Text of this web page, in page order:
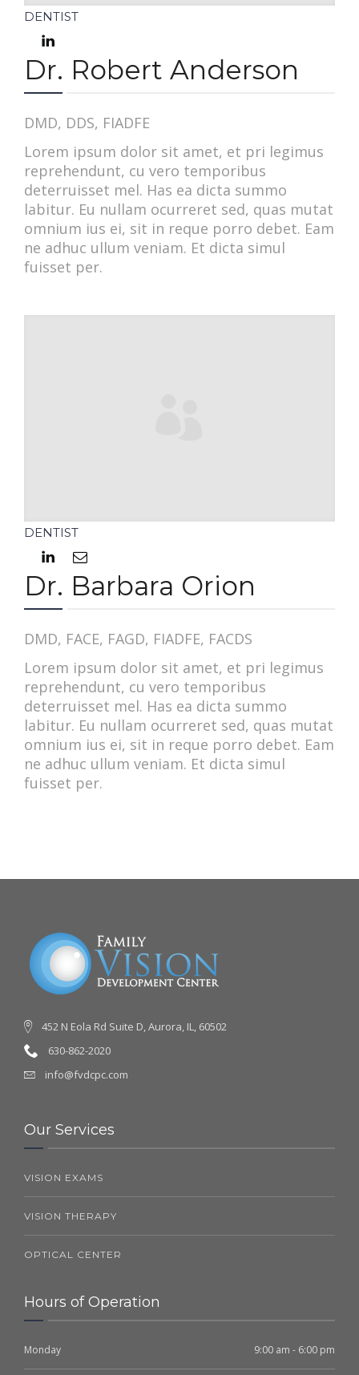
DENTIST
Dr. Robert Anderson
DMD, DDS, FIADFE
Lorem ipsum dolor sit amet, et pri legimus
reprehendunt, cu vero temporibus
deterruisset mel. Has ea dicta summo
labitur. Eu nullam ocurreret sed, quas mutat
omnium ius ei, sit in reque porro debet. Eam
ne adhuc ullum veniam. Et dicta simul
fuisset per.
DENTIST
Dr. Barbara Orion
DMD, FACE, FAGD, FIADFE, FACDS
Lorem ipsum dolor sit amet, et pri legimus
reprehendunt, cu vero temporibus
deterruisset mel. Has ea dicta summo
labitur. Eu nullam ocurreret sed, quas mutat
omnium ius ei, sit in reque porro debet. Eam
ne adhuc ullum veniam. Et dicta simul
fuisset per.
452 N Eola Rd Suite D, Aurora, IL, 60502
630-862-2020
info@fvdcpc.com
Our Services
VISION EXAMS
VISION THERAPY
OPTICAL CENTER
Hours of Operation
Monday 9:00 am - 6:00 pm